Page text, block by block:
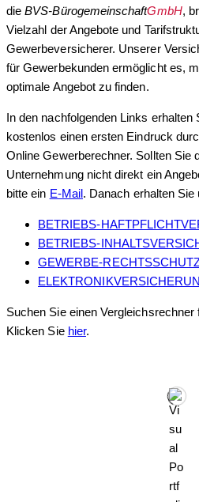
dieBVS-BürogemeinschaftGmbH,
Vielzahl der Angebote und
Gewerbeversicherer. Unserer
für Gewerbekunden ermöglicht es,
optimale Angebot zu finden.
In den nachfolgenden Links erhalten
kostenlos einen ersten Eindruck
Online Gewerberechner. Sollten Sie
Unternehmung nicht direkt ein
bitte ein E-Mail . Danach erhalten Sie
BETRIEBS-
BETRIEBS-
GEWERBE-
Suchen Sie einen
Klicken Sie hier.